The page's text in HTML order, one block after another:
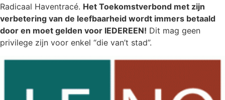
Radicaal Haventracé. Het Toekomstverbond met zijn
verbetering van de leefbaarheid wordt immers betaald
door en moet gelden voor IEDEREEN! Dit mag geen
privilege zijn voor enkel “die van’t stad”.